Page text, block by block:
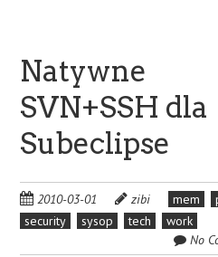
Natywne
SVN+SSH dla
Subeclipse
2010-03-01 zibi mem
security
sysop tech
work
No